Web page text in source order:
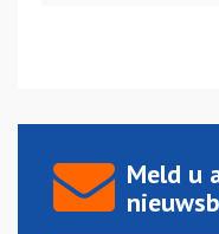
Meld u